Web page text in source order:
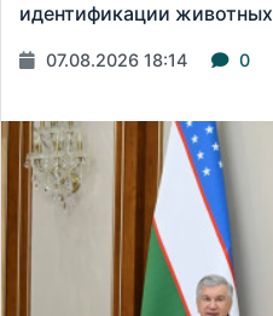
идентификации животных
07.08.2026 18:14 0